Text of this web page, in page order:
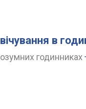
в
годинниках